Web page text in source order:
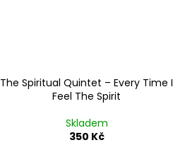
The Spiritual Quintet ‎– Every Time I
Feel The Spirit
Skladem
350 Kč